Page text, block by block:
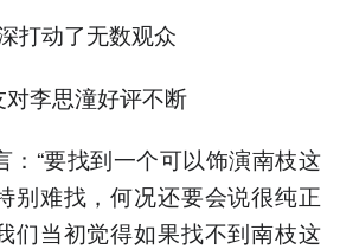
打动了无数观众
对李思潼好评不断
：“要找到一个可以饰演南枝这
别难找，何况还要会说很纯正
们当初觉得如果找不到南枝这